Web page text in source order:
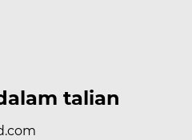
talian